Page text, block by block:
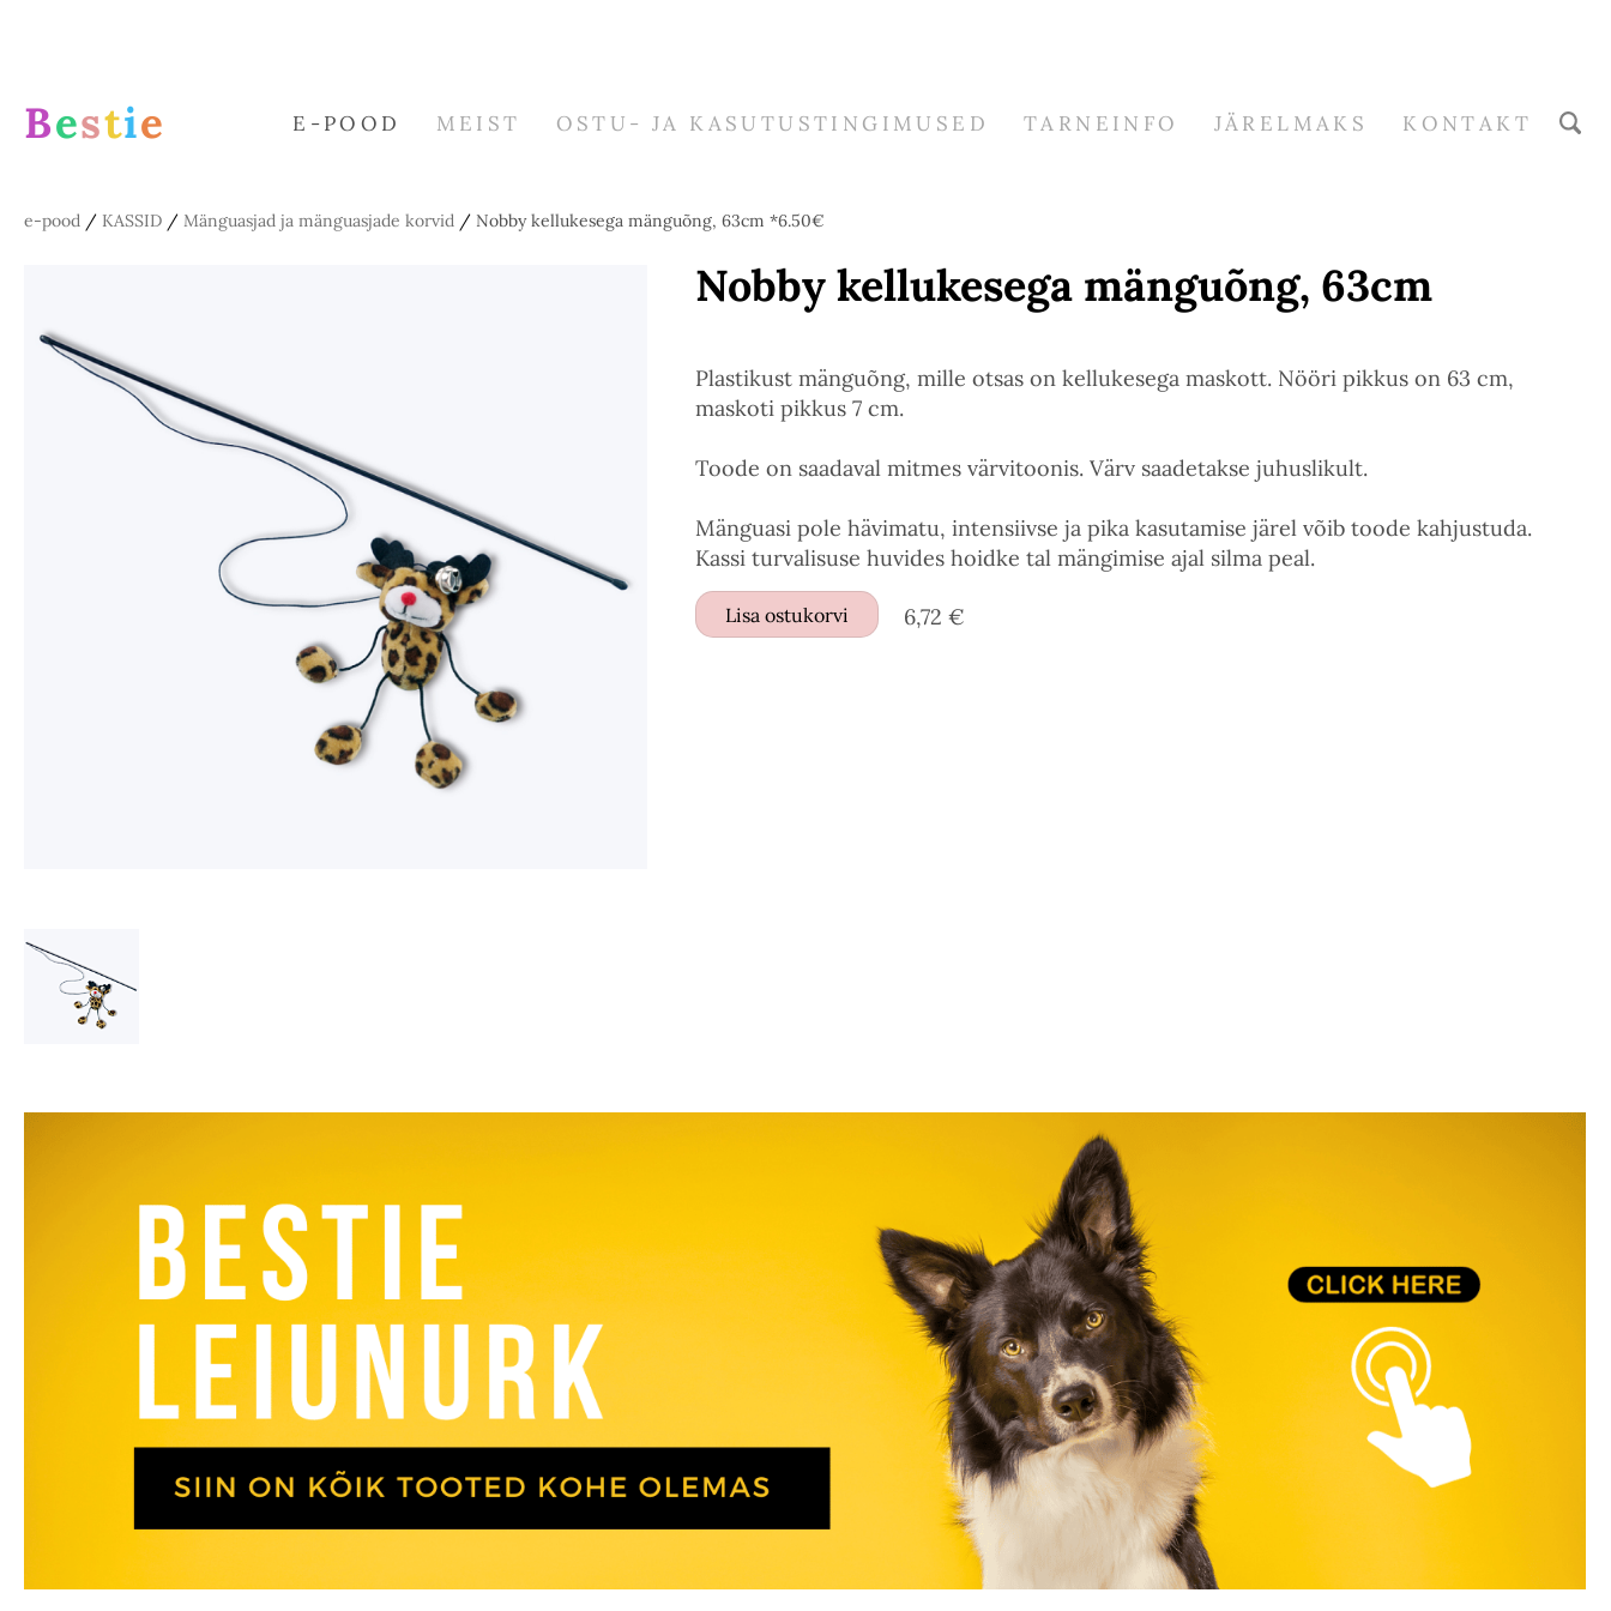
Bestie E-POOD MEIST OSTU- JA KASUTUSTINGIMUSED TARNEINFO JÄRELMAKS KONTAKT
e-pood / KASSID / Mänguasjad ja mänguasjade korvid / Nobby kellukesega mänguõng, 63cm *6.50€
Nobby kellukesega mänguõng, 63cm
Plastikust mänguõng, mille otsas on kellukesega maskott. Nööri pikkus on 63 cm,
maskoti pikkus 7 cm.
Toode on saadaval mitmes värvitoonis. Värv saadetakse juhuslikult.
Mänguasi pole hävimatu, intensiivse ja pika kasutamise järel võib toode kahjustuda.
Kassi turvalisuse huvides hoidke tal mängimise ajal silma peal.
Lisa ostukorvi 6,72 €